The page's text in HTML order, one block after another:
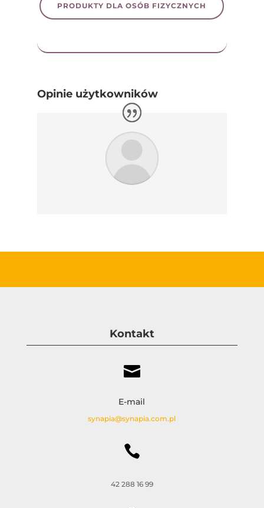
PRODUKTY DLA OSÓB FIZYCZNYCH
Opinie użytkowników
Kontakt

E-mail
synapia@synapia.com.pl

42 288 16 99